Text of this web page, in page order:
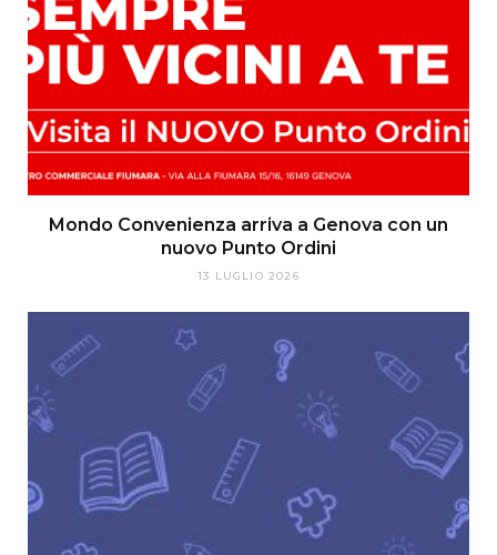
Mondo Convenienza arriva a Genova con un
nuovo Punto Ordini
13 LUGLIO 2026